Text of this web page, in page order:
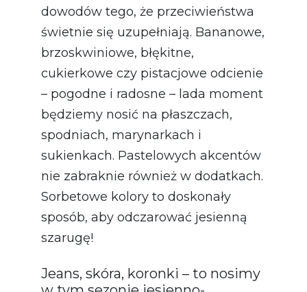
dowodów tego, że przeciwieństwa
świetnie się uzupełniają. Bananowe,
brzoskwiniowe, błękitne,
cukierkowe czy pistacjowe odcienie
– pogodne i radosne – lada moment
będziemy nosić na płaszczach,
spodniach, marynarkach i
sukienkach. Pastelowych akcentów
nie zabraknie również w dodatkach.
Sorbetowe kolory to doskonały
sposób, aby odczarować jesienną
szarugę!
Jeans, skóra, koronki – to nosimy